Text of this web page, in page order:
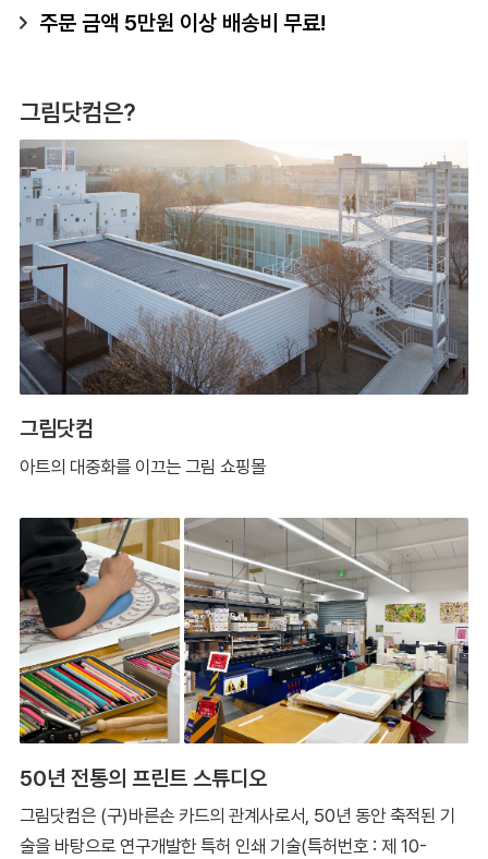
주문 금액 5만원 이상 배송비 무료!
그림닷컴은?
그림닷컴
아트의 대중화를 이끄는 그림 쇼핑몰
50년 전통의 프린트 스튜디오
그림닷컴은 (구)바른손 카드의 관계사로서, 50년 동안 축적된 기
술을 바탕으로 연구개발한 특허 인쇄 기술(특허번호 : 제 10-